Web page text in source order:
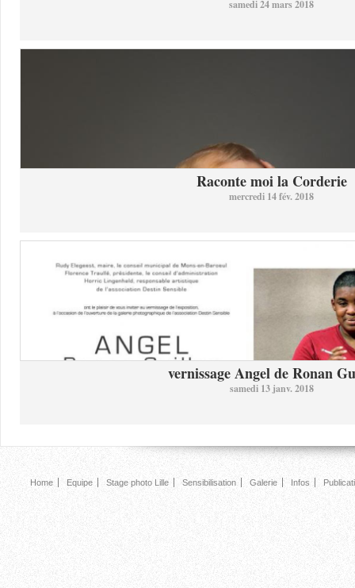
samedi 24 mars 2018
Raconte moi la Corderie
mercredi 14 fév. 2018
vernissage Angel de Ronan
samedi 13 janv. 2018
Home Equipe Stage photo Lille Sensibilisation Galerie Infos